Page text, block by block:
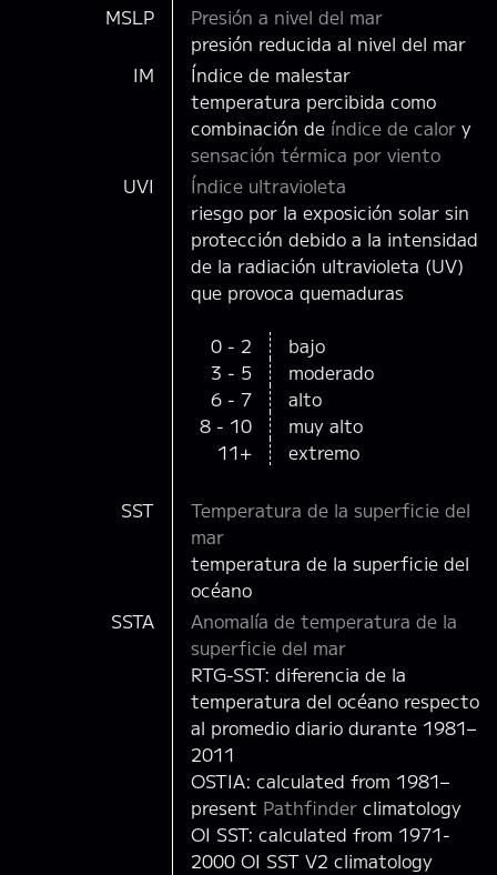
MSLP
Presión a nivel del mar
presión reducida al nivel del mar
IM
Índice de malestar
temperatura percibida como
combinación de índice de calory
sensación térmica por viento
UVI
Índice ultravioleta
riesgo por la exposición solar sin
protección debido a la intensidad
de la radiación ultravioleta (UV)
que provoca quemaduras
0 - 2
bajo
3 - 5
moderado
6 - 7
alto
8 - 10
muy alto
11+
extremo
SST
Temperatura de la superficie del
mar
temperatura de la superficie del
océano
SSTA
Anomalía de temperatura de la
superficie del mar
RTG-SST: diferencia de la
temperatura del océano respecto
al promedio diario durante 1981–
2011
OSTIA: calculated from 1981–
present Pathfinderclimatology
OI SST: calculated from 1971-
2000 OI SST V2 climatology